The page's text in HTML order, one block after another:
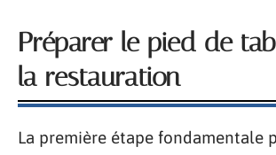
Préparer le pied de
la restauration
La première étape fondamentale